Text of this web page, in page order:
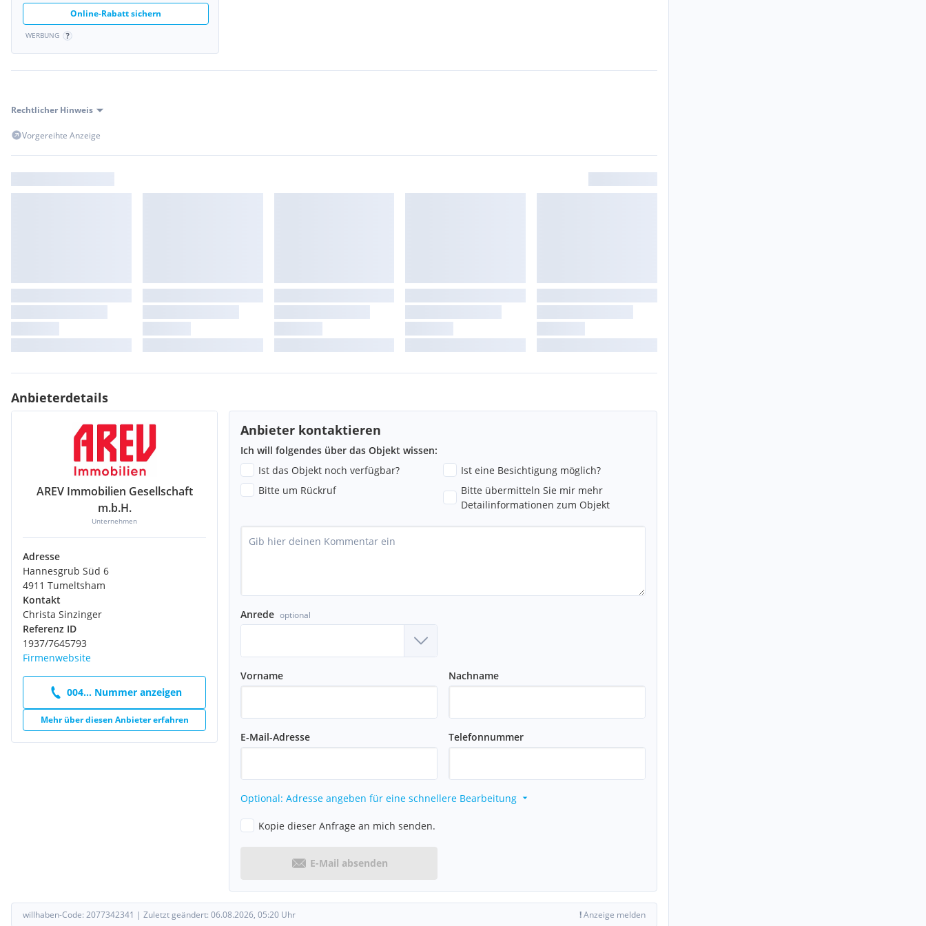
Online-Rabatt sichern
WERBUNG
Rechtlicher Hinweis
Vorgereihte Anzeige
Anbieterdetails
AREV Immobilien Gesellschaft
m.b.H.
Unternehmen
Adresse
Hannesgrub Süd 6
4911 Tumeltsham
Kontakt
Christa Sinzinger
Referenz ID
1937/7645793
Firmenwebsite
004... Nummer anzeigen
Mehr über diesen Anbieter erfahren
Anbieter kontaktieren
Ich will folgendes über das Objekt wissen:
Ist das Objekt noch verfügbar?
Ist eine Besichtigung möglich?
Bitte um Rückruf
Bitte übermitteln Sie mir mehr
Detailinformationen zum Objekt
Anrede optional
Vorname Nachname
E-Mail-Adresse Telefonnummer
Optional: Adresse angeben für eine schnellere Bearbeitung
Kopie dieser Anfrage an mich senden.
E-Mail absenden
willhaben-Code: 2077342341 | Zuletzt geändert: 06.08.2026, 05:20 Uhr !Anzeige melden